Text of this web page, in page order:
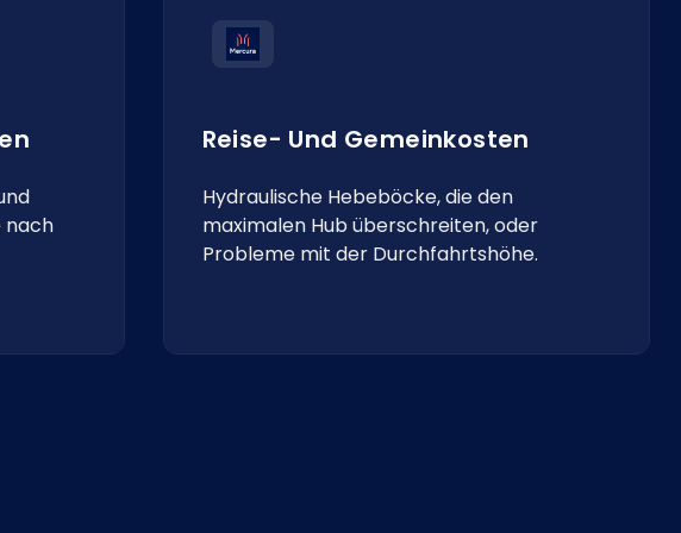
nach
Reise- Und Gemeinkosten
Hydraulische Hebeböcke, die den
maximalen Hub überschreiten, oder
Probleme mit der Durchfahrtshöhe.